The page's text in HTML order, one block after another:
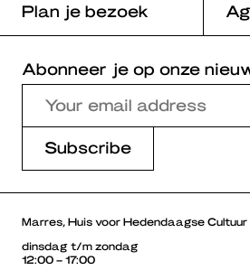
Plan je bezoek
Abonneer je op onze
Marres, Huis voor Hedendaagse Cultuur
dinsdag t/m zondag
12:00 – 17:00